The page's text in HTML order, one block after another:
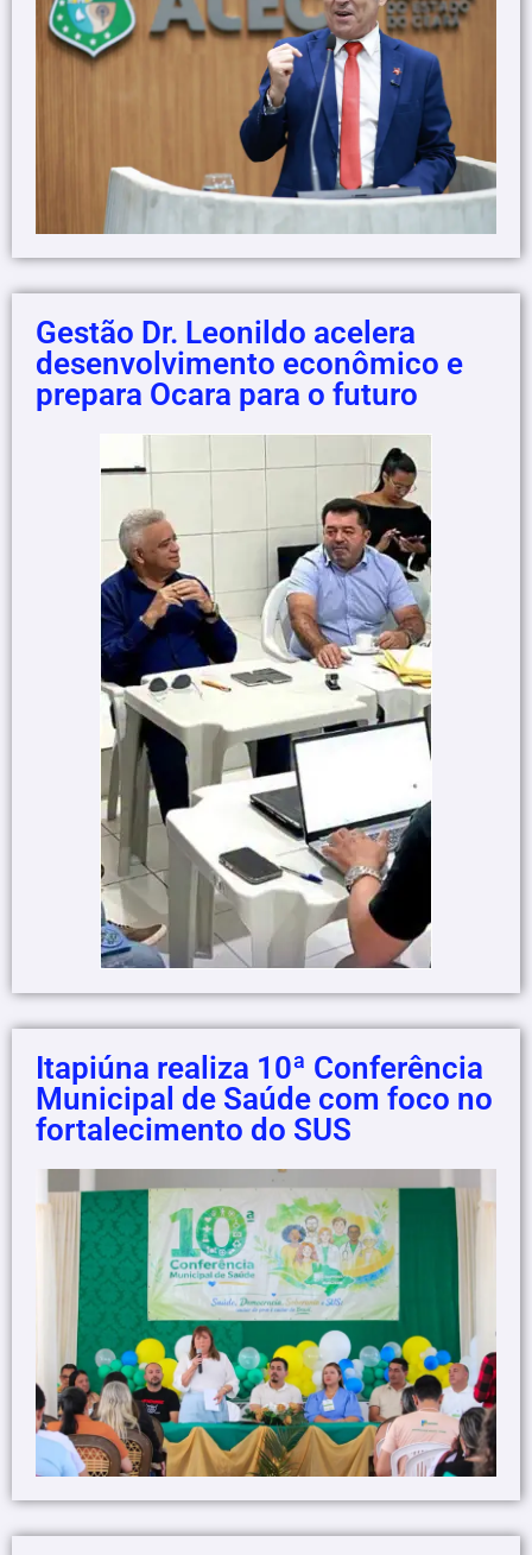
Gestão Dr. Leonildo acelera
desenvolvimento econômico e
prepara Ocara para o futuro
Itapiúna realiza 10ª Conferência
Municipal de Saúde com foco no
fortalecimento do SUS